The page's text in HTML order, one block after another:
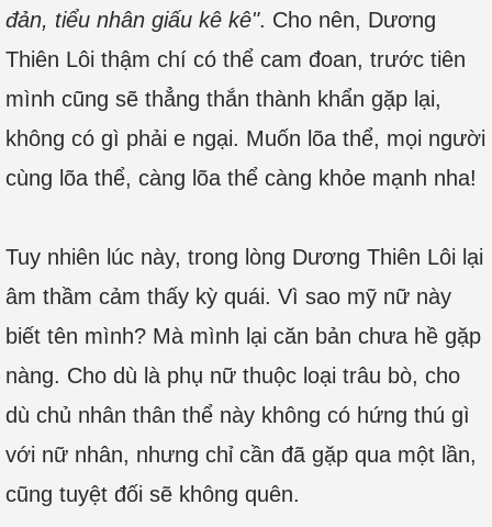
đản, tiểu nhân giấu kê kê". Cho nên, Dương
Thiên Lôi thậm chí có thể cam đoan, trước tiên
mình cũng sẽ thẳng thắn thành khẩn gặp lại,
không có gì phải e ngại. Muốn lõa thể, mọi người
cùng lõa thể, càng lõa thể càng khỏe mạnh nha!
Tuy nhiên lúc này, trong lòng Dương Thiên Lôi lại
âm thầm cảm thấy kỳ quái. Vì sao mỹ nữ này
biết tên mình? Mà mình lại căn bản chưa hề gặp
nàng. Cho dù là phụ nữ thuộc loại trâu bò, cho
dù chủ nhân thân thể này không có hứng thú gì
với nữ nhân, nhưng chỉ cần đã gặp qua một lần,
cũng tuyệt đối sẽ không quên.